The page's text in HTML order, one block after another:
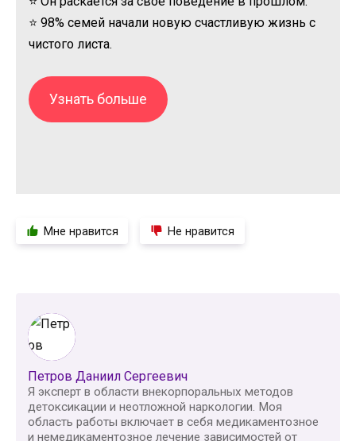
⭐ 98% семей начали новую счастливую жизнь с
чистого листа.
Узнать больше
Мне нравится Не нравится
Петров Даниил Сергеевич
Я эксперт в области внекорпоральных методов
детоксикации и неотложной наркологии. Моя
область работы включает в себя медикаментозное
и немедикаментозное лечение зависимостей от